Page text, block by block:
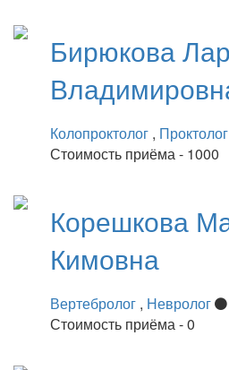
Бирюкова
Колопроктолог , Проктолог
Стоимость приёма - 1000
Корешкова
Кимовна
Вертебролог , Невролог
Стоимость приёма - 0